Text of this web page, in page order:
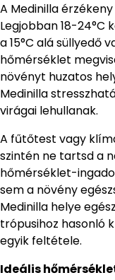
A Medinilla
Legjobban 18-
a 15°C alá süllyedő
hőmérséklet
növényt huzatos
Medinilla
virágai lehullanak.
A fűtőtest vagy
szintén ne tartsd a
hőmérséklet-
sem a növény
Medinilla helye
trópusihoz hasonló
egyik feltétele.
Ideális